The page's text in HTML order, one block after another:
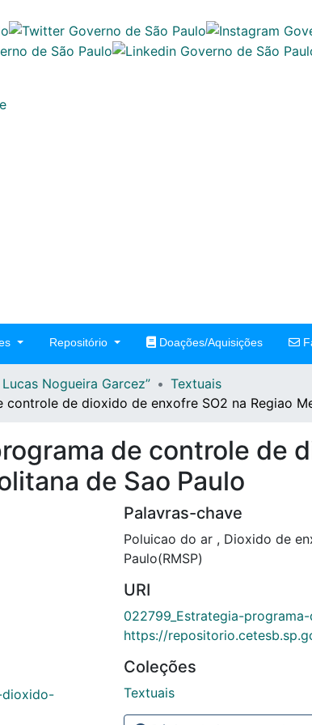
Repositório Doações/Aquisições
Nogueira Garcez”
Textuais
de dioxido de enxofre SO2 na Regiao
de controle de
de Sao Paulo
dioxido-
Palavras-chave
Poluicao do ar , Dioxido de
Paulo(RMSP)
URI
022799_Estrategia-
https://
Coleções
Textuais